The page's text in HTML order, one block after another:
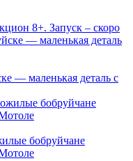
8+. Запуск – скоро
— маленькая деталь с
бобруйчане